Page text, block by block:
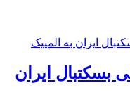
بسکتبال ایران